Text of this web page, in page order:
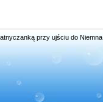
przy ujściu do Niemna